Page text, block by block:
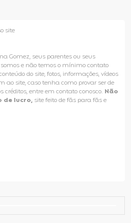
site
Gomez, seus parentes ou seus
e não temos o mínimo contato
do site, fotos, informações, vídeos
ao site, caso tenha como provar ser de
créditos, entre em contato conosco. Não
de lucro, site feito de fãs para fãs e